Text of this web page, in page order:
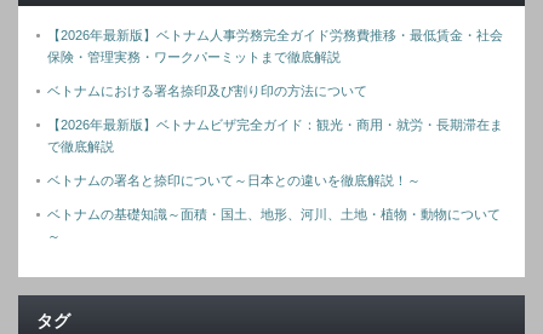
【2026年最新版】ベトナム人事労務完全ガイド労務費推移・最低賃金・社会
保険・管理実務・ワークパーミットまで徹底解説
ベトナムにおける署名捺印及び割り印の方法について
【2026年最新版】ベトナムビザ完全ガイド：観光・商用・就労・長期滞在ま
で徹底解説
ベトナムの署名と捺印について～日本との違いを徹底解説！～
ベトナムの基礎知識～面積・国土、地形、河川、土地・植物・動物について
～
タグ